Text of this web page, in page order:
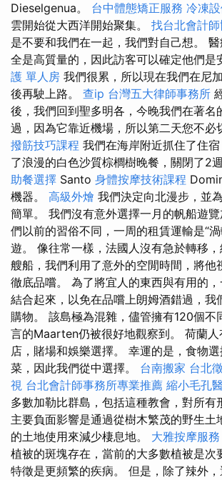
Dieselgenua。 台中體態矯正服務 冷凍
雲開始從大西洋開始聚集。 找台北會計
是不要和我們在一起，我們對自己想。
全是高質量的，因此訪客可以確定他們是
護 單人房 我們很累，所以現在我們在尼
後再駛上路。 查ip 台灣五大律師事務所
後，我們回到聖多明各，今晚我們在著名
過，因為它靠近機場，所以第二天您不必
撥筋技巧課程 我們在海岸附近抓住了住
了浪漫的白色沙質棕櫚樹晚餐，關閉了2
助餐選擇 Santo 身體按摩技術課程
機器。 高級外燴 我們決定向北漫步，並
簡單。 我們沒有意外選擇一月的帆船遊
們以前的習俗不同，一周的租賃運輸是“
遊。 像往常一樣，法國人沒有急於轉移
艘船，我們利用了意外的空閒時間，將他
徹底品嚐。 為了將宜人的東西與有用的
結合起來，以免在品嚐上朗姆酒錯過，我
購物。 該島極為混雜，儘管擁有120個不
言的Maarten仍被很好地觀察到。 荷蘭
店，賭場和娛樂選擇。 幸運的是，食物
菜，因此我們從中選擇。 台南搬家 台北
視 台北會計師事務所專業推薦 縮小毛孔
多數加勒比群島，包括這種教會，對所有
主要負面影響是通過從樹木繁茂的野生土
的土地使用來減少棲息地。 大雅按摩服務
植被的斑塊存在，當前的大多數植被是次
特徵是更頻繁的疾病。 但是，除了辣外